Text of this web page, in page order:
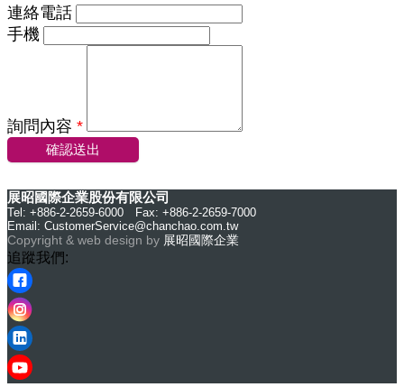
連絡電話
手機
詢問內容 *
確認送出
展昭國際企業股份有限公司
Tel: +886-2-2659-6000 Fax: +886-2-2659-7000
Email: CustomerService@chanchao.com.tw
Copyright & web design by 展昭國際企業
追蹤我們: